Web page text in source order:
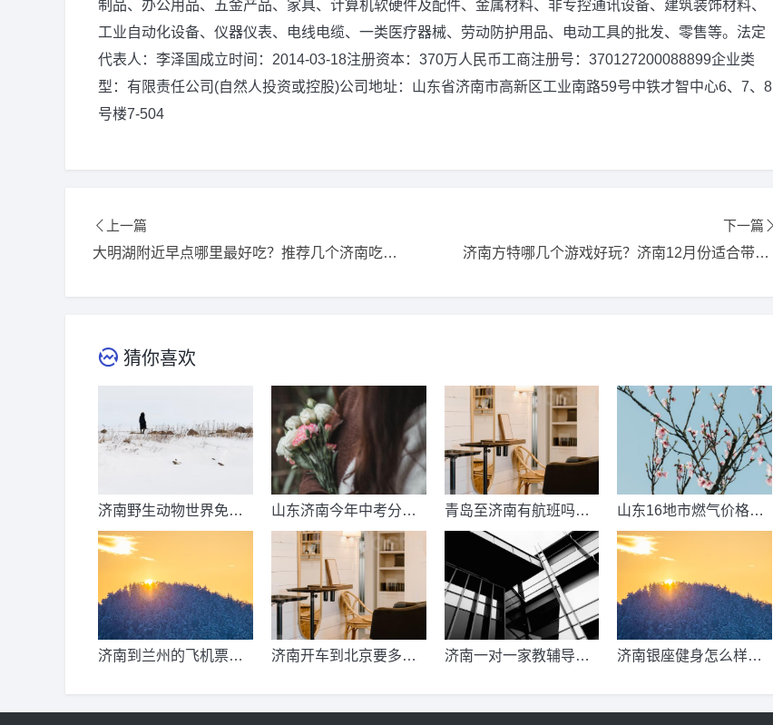
制品、办公用品、五金产品、家具、计算机软硬件及配件、金属材料、非专控通讯设备、建筑装饰材料、
工业自动化设备、仪器仪表、电线电缆、一类医疗器械、劳动防护用品、电动工具的批发、零售等。法定
代表人：李泽国成立时间：2014-03-18注册资本：370万人民币工商注册号：370127200088899企业类
型：有限责任公司(自然人投资或控股)公司地址：山东省济南市高新区工业南路59号中铁才智中心6、7、8
号楼7-504
上一篇
大明湖附近早点哪里最好吃？推荐几个济南吃早餐的地方？
下一篇
济南方特哪几个游戏好玩？济南12月份适合带孩子玩儿的地方？
猜你喜欢
济南野生动物世界免票
时间？济南动物王国票
山东济南今年中考分数
线出来了吗？济南中考
总分多少？
青岛至济南有航班吗？
青岛到济南的高铁票多
钱？
山东16地市燃气价格明
细？2021山东天然气费
收费标准？
济南到兰州的飞机票价
机要多久？
济南开车到北京要多少
油钱？济南到北京多少
济南一对一家教辅导收
济南银座健身怎么样，
啊？济南哪里有练瑜